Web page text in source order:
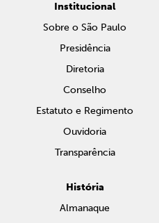
Institucional
Sobre o São Paulo
Presidência
Diretoria
Conselho
Estatuto e Regimento
Ouvidoria
Transparência
História
Almanaque